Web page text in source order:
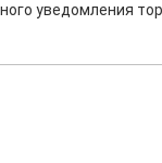
уведомления